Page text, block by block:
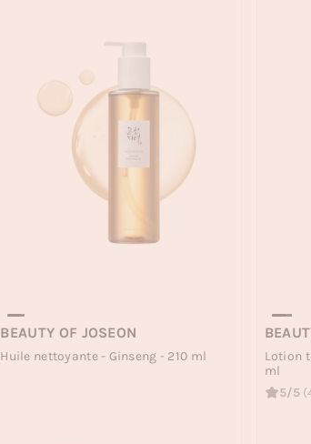
BEAUTY OF JOSEON
Huile nettoyante - Ginseng - 210 ml
Lotion
ml
5/5